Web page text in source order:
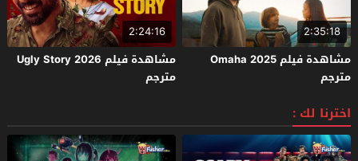
2:35:18
مشاهدة فيلم Omaha 2025
مترجم
2:24:16
مشاهدة فيلم Ugly Story 2026
مترجم
اخترنا لك :